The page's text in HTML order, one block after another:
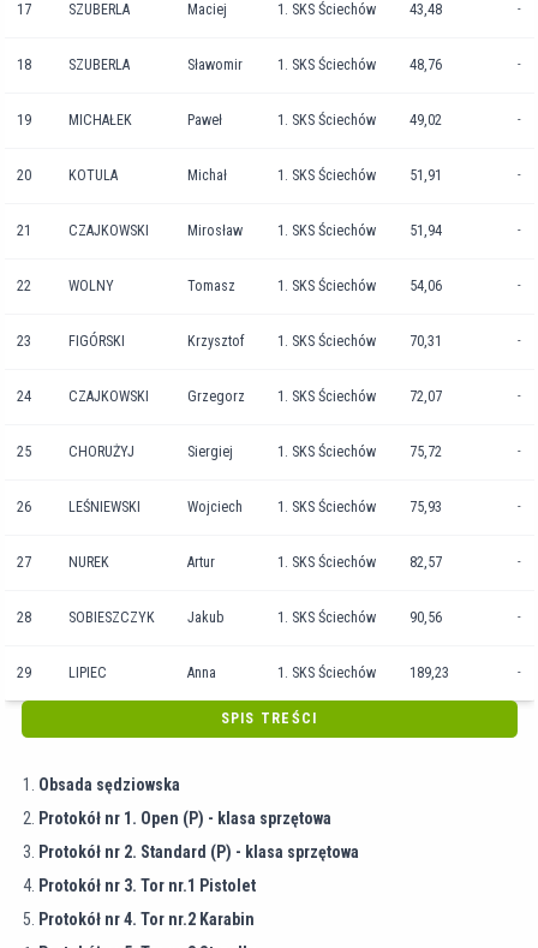
17 SZUBERLA Maciej 1. SKS Ściechów 43,48 -
18 SZUBERLA Sławomir 1. SKS Ściechów 48,76 -
19 MICHAŁEK Paweł 1. SKS Ściechów 49,02 -
20 KOTULA Michał 1. SKS Ściechów 51,91 -
21 CZAJKOWSKI Mirosław 1. SKS Ściechów 51,94 -
22 WOLNY Tomasz 1. SKS Ściechów 54,06 -
23 FIGÓRSKI Krzysztof 1. SKS Ściechów 70,31 -
24 CZAJKOWSKI Grzegorz 1. SKS Ściechów 72,07 -
25 CHORUŻYJ Siergiej 1. SKS Ściechów 75,72 -
26 LEŚNIEWSKI Wojciech 1. SKS Ściechów 75,93 -
27 NUREK Artur 1. SKS Ściechów 82,57 -
28 SOBIESZCZYK Jakub 1. SKS Ściechów 90,56 -
29 LIPIEC Anna 1. SKS Ściechów 189,23 -
SPIS TREŚCI
Obsada sędziowska
Protokół nr 1. Open (P) - klasa sprzętowa
Protokół nr 2. Standard (P) - klasa sprzętowa
Protokół nr 3. Tor nr.1 Pistolet
Protokół nr 4. Tor nr.2 Karabin